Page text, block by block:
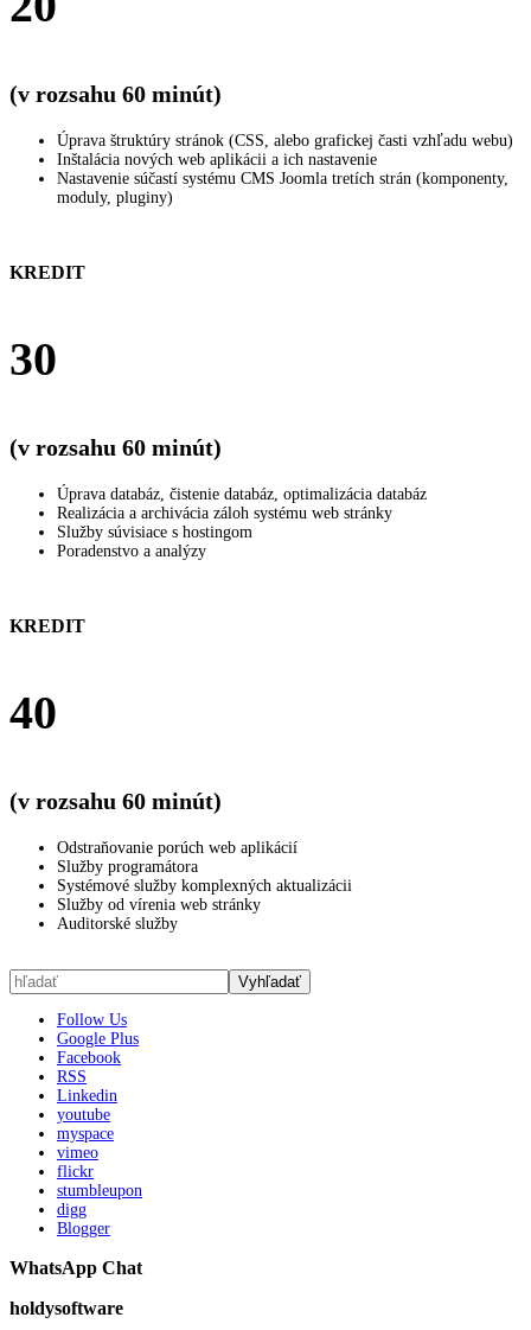
(v rozsahu 60 minút)
Úprava štruktúry stránok (CSS, alebo grafickej časti vzhľadu webu)
Inštalácia nových web aplikácii a ich nastavenie
Nastavenie súčastí systému CMS Joomla tretích strán (komponenty,
moduly, pluginy)
KREDIT
30
(v rozsahu 60 minút)
Úprava databáz, čistenie databáz, optimalizácia databáz
Realizácia a archivácia záloh systému web stránky
Služby súvisiace s hostingom
Poradenstvo a analýzy
KREDIT
40
(v rozsahu 60 minút)
Odstraňovanie porúch web aplikácií
Služby programátora
Systémové služby komplexných aktualizácii
Služby od vírenia web stránky
Auditorské služby
Follow Us
Google Plus
Facebook
RSS
Linkedin
youtube
myspace
vimeo
flickr
stumbleupon
digg
Blogger
WhatsApp Chat
holdysoftware